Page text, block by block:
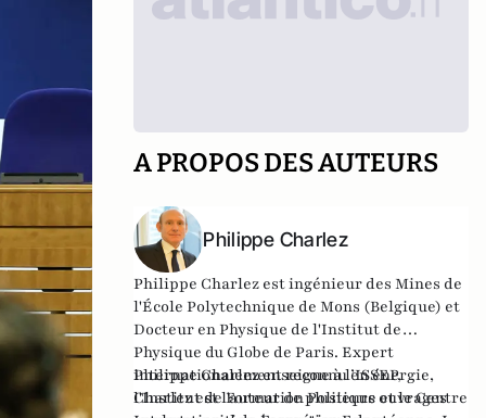
A PROPOS DES AUTEURS
Philippe Charlez
Philippe Charlez est ingénieur des Mines de
l'École Polytechnique de Mons (Belgique) et
Docteur en Physique de l'Institut de
Physique du Globe de Paris. Expert
internationalement reconnu en énergie,
Charlez est l'auteur de plusieurs ouvrages
Philippe Charlez enseigne à l’ISSEP,
l'Institut de Formation Politique et le Centre